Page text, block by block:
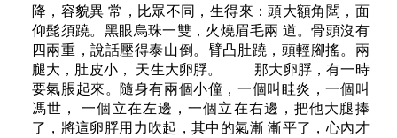
降，容貌異 常，比眾不同，生得來：頭大額角闊，面
仰髭須蹺。黑眼烏珠一雙，火燒眉毛兩 道。骨頭沒有
四兩重，說話壓得泰山倒。臂凸肚蹺，頭輕腳搖。兩
腿大，肚皮小， 天生大卵脬。 那大卵脬，有一時
要氣脹起來。隨身有兩個小僮，一個叫眭炎，一個叫
馮世， 一個立在左邊，一個立在右邊，把他大腿捧
了，將這卵脬用力吹起，其中的氣漸 漸平了，心內才